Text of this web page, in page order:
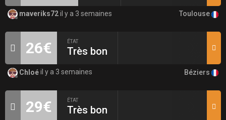
maveriks72il y a 3 semaines Toulouse
26€ ÉTAT
Très bon
Chloéil y a 3 semaines Béziers
29€ ÉTAT
Très bon